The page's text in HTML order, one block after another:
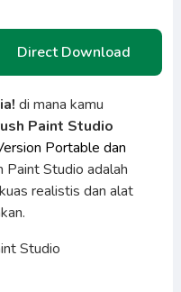
Direct Download
di mana kamu
Paint Studio
Portable dan
Paint Studio adalah
realistis dan alat